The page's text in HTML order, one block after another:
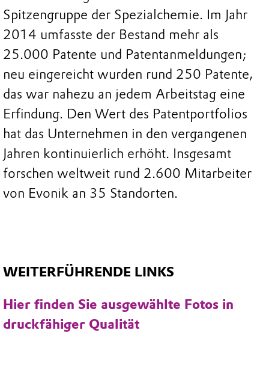
Spitzengruppe der Spezialchemie. Im Jahr
2014 umfasste der Bestand mehr als
25.000 Patente und Patentanmeldungen;
neu eingereicht wurden rund 250 Patente,
das war nahezu an jedem Arbeitstag eine
Erfindung. Den Wert des Patentportfolios
hat das Unternehmen in den vergangenen
Jahren kontinuierlich erhöht. Insgesamt
forschen weltweit rund 2.600 Mitarbeiter
von Evonik an 35 Standorten.
WEITERFÜHRENDE LINKS
Hier finden Sie ausgewählte Fotos in
druckfähiger Qualität